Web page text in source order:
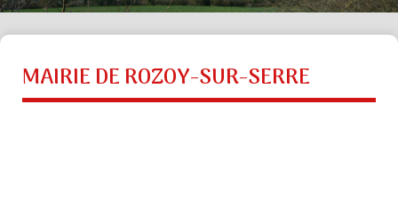
MAIRIE DE ROZOY-SUR-SERRE